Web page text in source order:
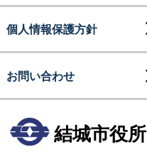
個人情報保護方針
お問い合わせ
結城市役所